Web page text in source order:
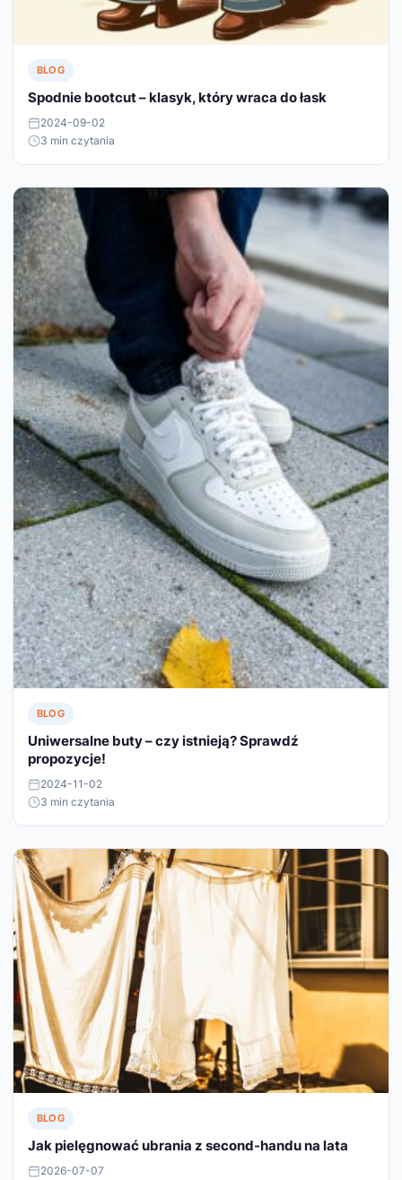
BLOG
Spodnie bootcut – klasyk, który wraca do łask
2024-09-02
3 min czytania
BLOG
Uniwersalne buty – czy istnieją? Sprawdź
propozycje!
2024-11-02
3 min czytania
BLOG
Jak pielęgnować ubrania z second-handu na lata
2026-07-07